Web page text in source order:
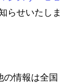
らせいたしま
情報は全国